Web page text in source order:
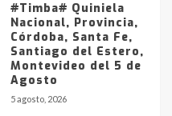
#Timba# Quiniela
Nacional, Provincia,
Córdoba, Santa Fe,
Santiago del Estero,
Montevideo del 5 de
Agosto
5 agosto, 2026